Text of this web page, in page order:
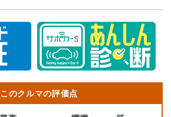
このクルマの評価点